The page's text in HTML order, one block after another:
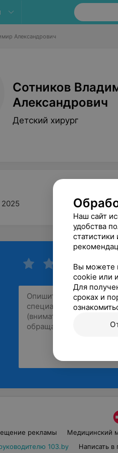
Александрович
Сотников
Александрович
Детский хирург
рекламы Медицинский
103.by
Написать
Наш сайт
удобства
Вы можете
cookie или
Для
сроках и